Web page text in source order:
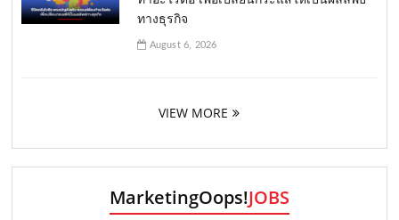
ทางธุรกิจ
August 6, 2026
VIEW MORE
MarketingOops!JOBS